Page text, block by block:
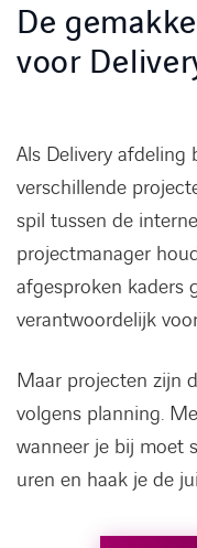
De
voor
Als Delivery
verschillende
spil tussen de
projectmanager
afgesproken kaders
verantwoordelijk
Maar projecten zijn
volgens planning.
wanneer je bij moet
uren en haak je de